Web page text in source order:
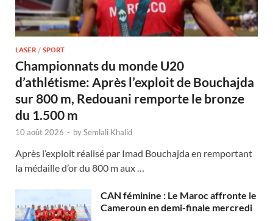
LASER / SPORT
Championnats du monde U20
d’athlétisme: Après l’exploit de Bouchajda
sur 800 m, Redouani remporte le bronze
du 1.500 m
10 août 2026 - bySemlali Khalid
Après l’exploit réalisé par Imad Bouchajda en remportant
la médaille d’or du 800 m aux …
CAN féminine : Le Maroc affronte le
Cameroun en demi-finale mercredi